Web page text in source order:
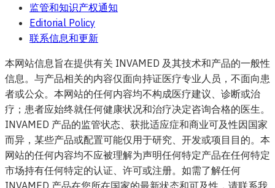
监管和知识产权通知
Editorial Policy
联系信息和更新
本网站信息旨在提供有关 INVAMED 及其技术和产品的一般性
信息。与产品相关的内容仅面向持证医疗专业人员，不面向患
者或公众。本网站的任何内容均不构成医疗建议、诊断或治
疗；患者应始终就任何健康状况和治疗决定咨询合格的医生。
INVAMED 产品的监管状态、获批适应症和商业可及性因国家
而异，某些产品或配置可能仅用于研究、开发或项目目的。本
网站的任何内容均不应被理解为声明任何特定产品在任何特定
市场持有任何特定的认证、许可或注册。如需了解任何
INVAMED 产品在您所在国家的最新状态和可及性，请联系我